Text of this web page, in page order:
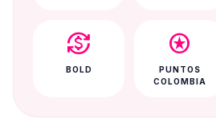
currency_exchange
BOLD
stars
PUNTOS
COLOMBIA